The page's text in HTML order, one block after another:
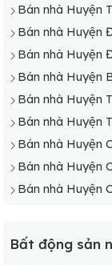
Bán nhà Huyện
Bán nhà Huyện
Bán nhà Huyện
Bán nhà Huyện
Bán nhà Huyện
Bán nhà Huyện
Bán nhà Huyện
Bán nhà Huyện
Bán nhà Huyện
Bất động sản